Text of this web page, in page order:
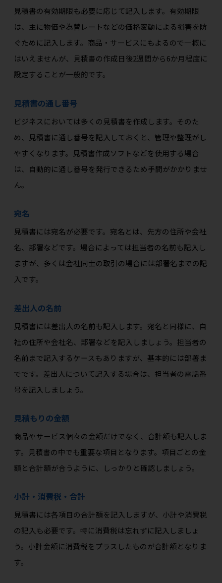
見積書の有効期限も必要に応じて記入します。有効期限
は、主に物価や為替レートなどの価格変動による損害を防
ぐために記入します。商品・サービスにもよるので一概に
はいえませんが、見積書の作成日後2週間から6か月程度に
設定することが一般的です。
見積書の通し番号
ビジネスにおいては多くの見積書を作成します。そのた
め、見積書に通し番号を記入しておくと、管理や整理がし
やすくなります。見積書作成ソフトなどを使用する場合
は、自動的に通し番号を発行できるため手間がかかりませ
ん。
宛名
見積書には宛名が必要です。宛名とは、先方の住所や会社
名、部署などです。場合によっては担当者の名前も記入し
ますが、多くは会社同士の取引の場合には部署名までの記
入です。
差出人の名前
見積書には差出人の名前も記入します。宛名と同様に、自
社の住所や会社名、部署などを記入しましょう。担当者の
名前まで記入するケースもありますが、基本的には部署ま
でです。差出人について記入する場合は、担当者の電話番
号を記入しましょう。
見積もりの金額
商品やサービス個々の金額だけでなく、合計額も記入しま
す。見積書の中でも重要な項目となります。項目ごとの金
額と合計額が合うように、しっかりと確認しましょう。
小計・消費税・合計
見積書には各項目の合計額を記入しますが、小計や消費税
の記入も必要です。特に消費税は忘れずに記入しましょ
う。小計金額に消費税をプラスしたものが合計額となりま
す。